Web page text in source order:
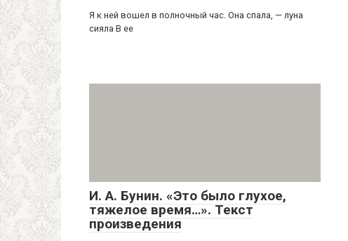
Я к ней вошел в полночный час. Она спала, — луна
сияла В ее
И. А. Бунин. «Это было глухое,
тяжелое время…». Текст
произведения